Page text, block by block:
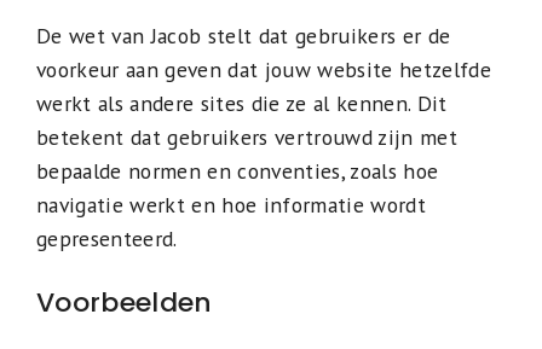
De wet van Jacob stelt dat gebruikers er de
voorkeur aan geven dat jouw website hetzelfde
werkt als andere sites die ze al kennen. Dit
betekent dat gebruikers vertrouwd zijn met
bepaalde normen en conventies, zoals hoe
navigatie werkt en hoe informatie wordt
gepresenteerd.
Voorbeelden